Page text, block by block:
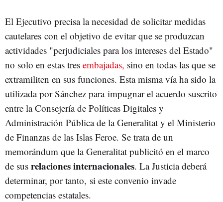
El Ejecutivo precisa la necesidad de solicitar medidas
cautelares con el objetivo de evitar que se produzcan
actividades "perjudiciales para los intereses del Estado"
no solo en estas tres embajadas, sino en todas las que se
extramiliten en sus funciones. Esta misma vía ha sido la
utilizada por Sánchez para impugnar el acuerdo suscrito
entre la Consejería de Políticas Digitales y
Administración Pública de la Generalitat y el Ministerio
de Finanzas de las Islas Feroe. Se trata de un
memorándum que la Generalitat publicitó en el marco
de sus relaciones internacionales. La Justicia deberá
determinar, por tanto, si este convenio invade
competencias estatales.